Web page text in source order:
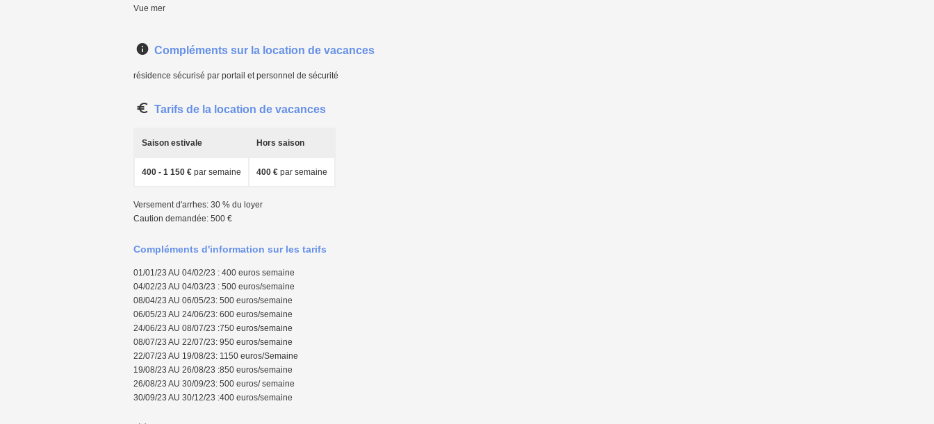
Vue mer
Compléments sur la location de vacances
résidence sécurisé par portail et personnel de sécurité
Tarifs de la location de vacances
Saison estivale Hors saison
400 - 1 150 € par semaine 400 € par semaine
Versement d'arrhes: 30 % du loyer
Caution demandée: 500 €
Compléments d'information sur les tarifs
01/01/23 AU 04/02/23 : 400 euros semaine
04/02/23 AU 04/03/23 : 500 euros/semaine
08/04/23 AU 06/05/23: 500 euros/semaine
06/05/23 AU 24/06/23: 600 euros/semaine
24/06/23 AU 08/07/23 :750 euros/semaine
08/07/23 AU 22/07/23: 950 euros/semaine
22/07/23 AU 19/08/23: 1150 euros/Semaine
19/08/23 AU 26/08/23 :850 euros/semaine
26/08/23 AU 30/09/23: 500 euros/ semaine
30/09/23 AU 30/12/23 :400 euros/semaine